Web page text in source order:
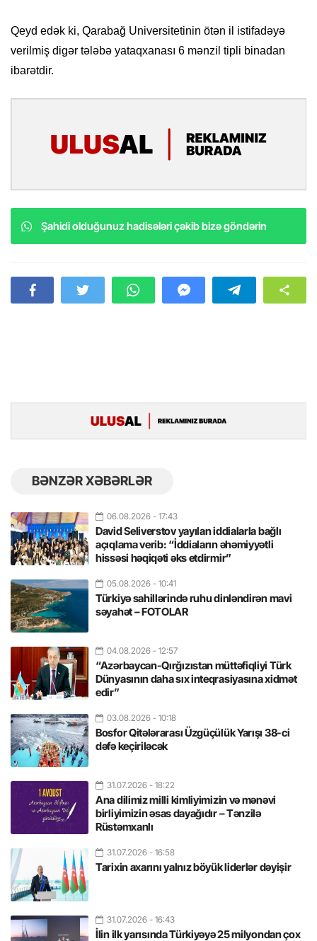
Qeyd edək ki, Qarabağ Universitetinin ötən il istifadəyə
verilmiş digər tələbə yataqxanası 6 mənzil tipli binadan
ibarətdir.
Şahidi olduğunuz hadisələri çəkib bizə göndərin
BƏNZƏR XƏBƏRLƏR
06.08.2026 - 17:43
David Seliverstov yayılan iddialarla bağlı
açıqlama verib: “İddiaların əhəmiyyətli
hissəsi həqiqəti əks etdirmir”
05.08.2026 - 10:41
Türkiyə sahillərində ruhu dinləndirən mavi
səyahət – FOTOLAR
04.08.2026 - 12:57
“Azərbaycan-Qırğızıstan müttəfiqliyi Türk
Dünyasının daha sıx inteqrasiyasına xidmət
edir”
03.08.2026 - 10:18
Bosfor Qitələrarası Üzgüçülük Yarışı 38-ci
dəfə keçiriləcək
31.07.2026 - 18:22
Ana dilimiz milli kimliyimizin və mənəvi
birliyimizin əsas dayağıdır – Tənzilə
Rüstəmxanlı
31.07.2026 - 16:58
Tarixin axarını yalnız böyük liderlər dəyişir
31.07.2026 - 16:43
İlin ilk yarısında Türkiyəyə 25 milyondan çox